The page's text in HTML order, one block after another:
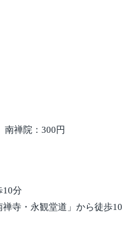
南禅院：300円
10分
寺・永観堂道」から徒歩10